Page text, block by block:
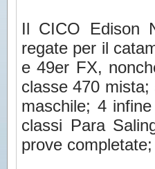
Il CICO Edison
regate per il
e 49er FX,
classe 470
maschile; 4
classi Para
prove